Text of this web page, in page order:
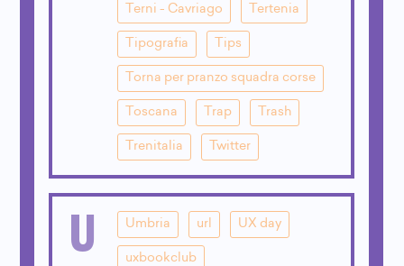
Terni - Cavriago Tertenia
Tipografia Tips
Torna per pranzo squadra corse
Toscana Trap Trash
Trenitalia Twitter
U Umbria url UX day
uxbookclub